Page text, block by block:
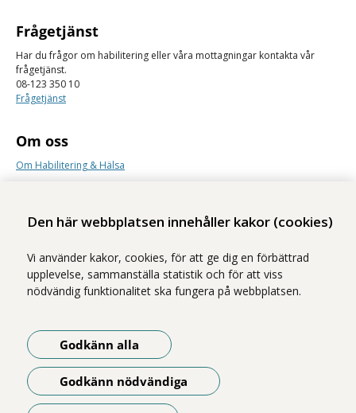
Den här webbplatsen innehåller kakor (cookies)
Vi använder kakor, cookies, för att ge dig en förbättrad
upplevelse, sammanställa statistik och för att viss
nödvändig funktionalitet ska fungera på webbplatsen.
Godkänn alla
Godkänn nödvändiga
Frågetjänst
Har du frågor om habilitering eller våra mottagningar kontakta vår
frågetjänst.
08-123 350 10
Frågetjänst
Om oss
Om Habilitering & Hälsa
Synpunkter
Vi ingår i Stockholms läns sjukvårdsområde som erbjuder hälso- och
sjukvård i Region Stockholms regi.
Samtliga bilder på webbplatsen är tagna av fotograf Yanan Li om inget
annat namn anges.